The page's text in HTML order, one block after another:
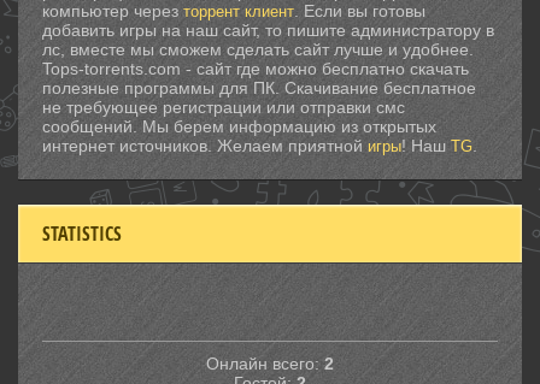
компьютер через торрент клиент . Если вы готовы
добавить игры на наш сайт, то пишите администратору в
лс, вместе мы сможем сделать сайт лучше и удобнее.
Tops-torrents.com - сайт где можно бесплатно скачать
полезные программы для ПК. Скачивание бесплатное
не требующее регистрации или отправки смс
сообщений. Мы берем информацию из открытых
интернет источников. Желаем приятной игры! НашTG
STATISTICS
Онлайн всего: 2